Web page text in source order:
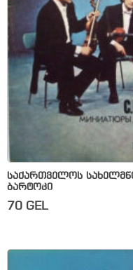
საქართველოს
ბარტოკი
70 GEL